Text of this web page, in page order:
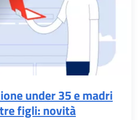
under 35 e madri
figli: novità